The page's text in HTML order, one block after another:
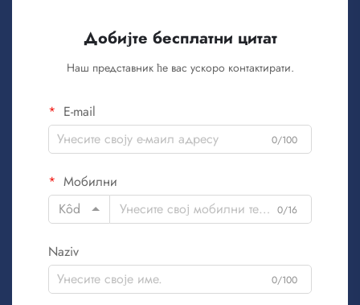
Добијте бесплатни цитат
Наш представник ће вас ускоро контактирати.
E-mail
0/100
Мобилни
Kôd
0/16
Naziv
0/100